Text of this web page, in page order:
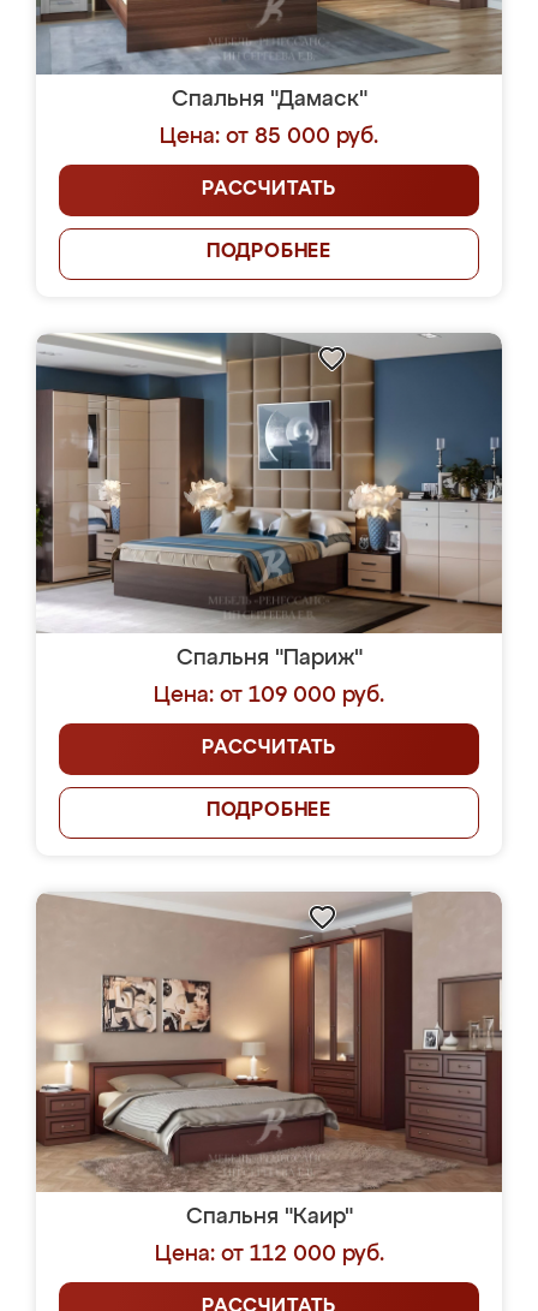
Спальня "Дамаск"
Цена: от 85 000 руб.
РАССЧИТАТЬ
ПОДРОБНЕЕ
Спальня "Париж"
Цена: от 109 000 руб.
РАССЧИТАТЬ
ПОДРОБНЕЕ
Спальня "Каир"
Цена: от 112 000 руб.